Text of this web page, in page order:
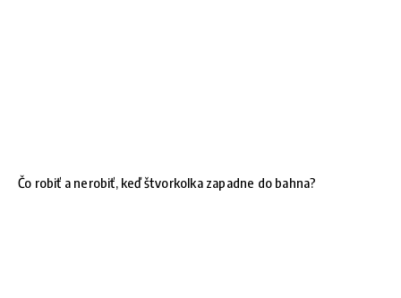
Čo robiť a nerobiť, keď štvorkolka zapadne do bahna?